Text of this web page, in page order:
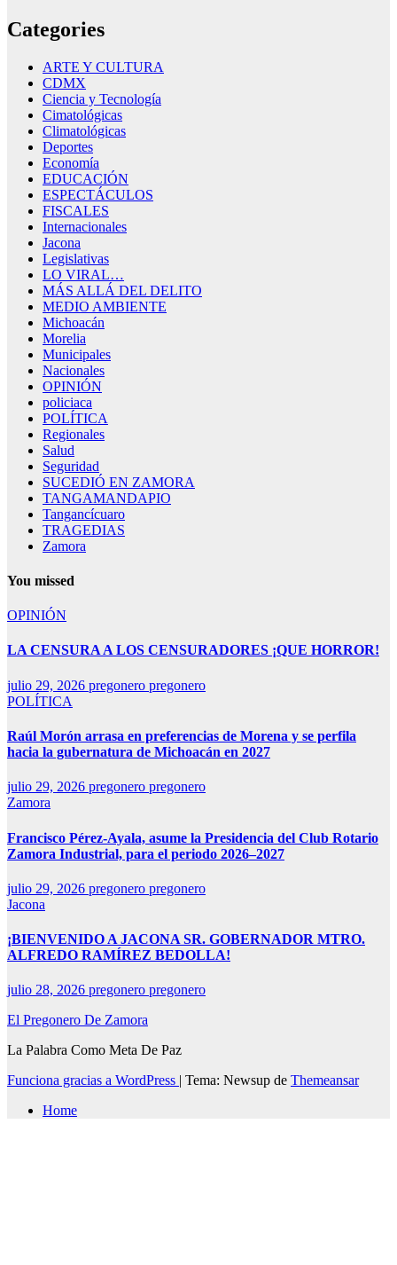
Categories
ARTE Y CULTURA
CDMX
Ciencia y Tecnología
Cimatológicas
Climatológicas
Deportes
Economía
EDUCACIÓN
ESPECTÁCULOS
FISCALES
Internacionales
Jacona
Legislativas
LO VIRAL…
MÁS ALLÁ DEL DELITO
MEDIO AMBIENTE
Michoacán
Morelia
Municipales
Nacionales
OPINIÓN
policiaca
POLÍTICA
Regionales
Salud
Seguridad
SUCEDIÓ EN ZAMORA
TANGAMANDAPIO
Tangancícuaro
TRAGEDIAS
Zamora
You missed
OPINIÓN
LA CENSURA A LOS CENSURADORES ¡QUE HORROR!
julio 29, 2026 pregonero pregonero
POLÍTICA
Raúl Morón arrasa en preferencias de Morena y se perfila
hacia la gubernatura de Michoacán en 2027
julio 29, 2026 pregonero pregonero
Zamora
Francisco Pérez-Ayala, asume la Presidencia del Club Rotario
Zamora Industrial, para el periodo 2026–2027
julio 29, 2026 pregonero pregonero
Jacona
¡BIENVENIDO A JACONA SR. GOBERNADOR MTRO.
ALFREDO RAMÍREZ BEDOLLA!
julio 28, 2026 pregonero pregonero
El Pregonero De Zamora
La Palabra Como Meta De Paz
Funciona gracias a WordPress | Tema: Newsup de Themeansar
Home